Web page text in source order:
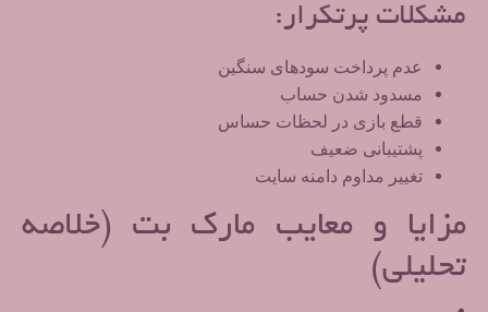
مشکلات پرتکرار:
عدم پرداخت سودهای سنگین
مسدود شدن حساب
قطع بازی در لحظات حساس
پشتیبانی ضعیف
تغییر مداوم دامنه سایت
مزایا و معایب مارک بت (خلاصه
تحلیلی)